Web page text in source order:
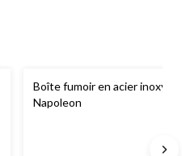
Boîte fumoir en acier
Napoleon